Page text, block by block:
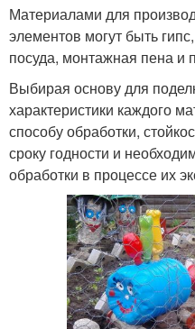
Материалами для
элементов могут быть
посуда, монтажная пена и
Выбирая основу для
характеристики каждого
способу обработки,
сроку годности и
обработки в процессе их